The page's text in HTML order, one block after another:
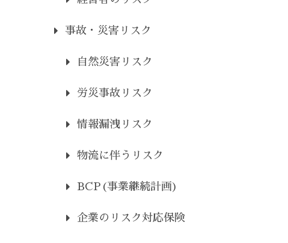
事故・災害リスク
自然災害リスク
労災事故リスク
情報漏洩リスク
物流に伴うリスク
BCP(事業継続計画)
企業のリスク対応保険